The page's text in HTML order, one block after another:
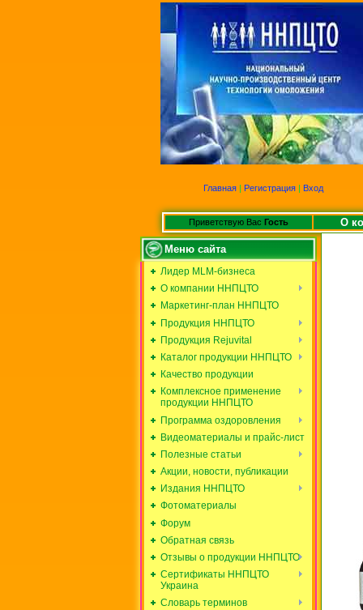
Главная | Регистрация | Вход
Приветствую Вас Гость О
Меню сайта
Лидер MLM-бизнеса
О компании ННПЦТО
Маркетинг-план ННПЦТО
Продукция ННПЦТО
Продукция Rejuvital
Каталог продукции ННПЦТО
Качество продукции
Комплексное применение
продукции ННПЦТО
Программа оздоровления
Видеоматериалы и прайс-лист
Полезные статьи
Акции, новости, публикации
Издания ННПЦТО
Фотоматериалы
Форум
Обратная связь
Отзывы о продукции ННПЦТО
Сертификаты ННПЦТО
Украина
Словарь терминов